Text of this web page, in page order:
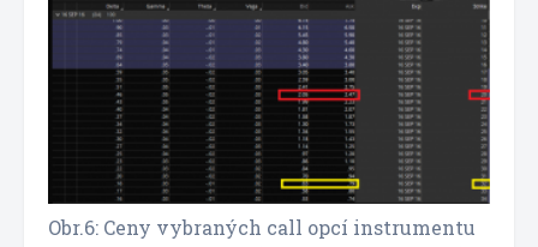
Obr.6: Ceny vybraných call opcí instrumentu